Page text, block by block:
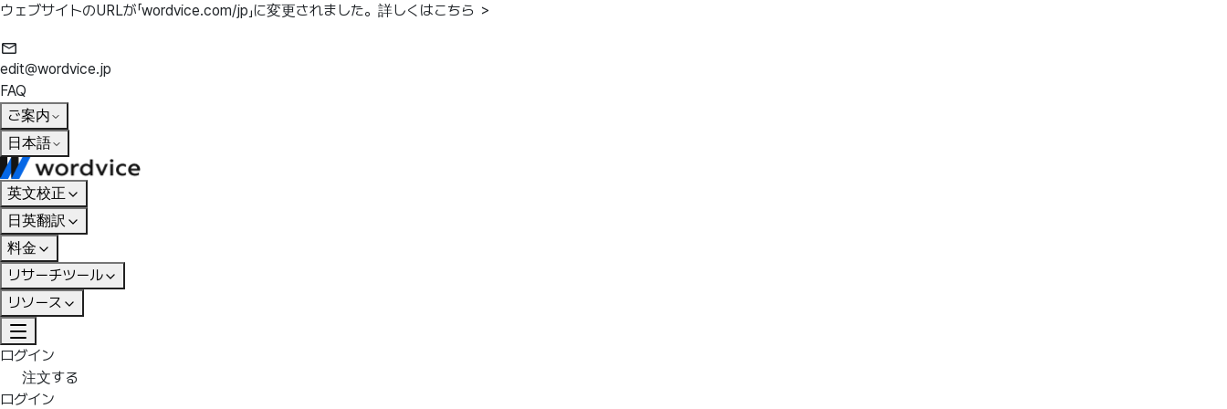
ウェブサイトのURLが「wordvice.com/jp」に変更されました。 詳しくはこちら ＞
edit@wordvice.jp
FAQ
ご案内
日本語
英文校正
日英翻訳
料金
リサーチツール
リソース
ログイン
注文する
ログイン